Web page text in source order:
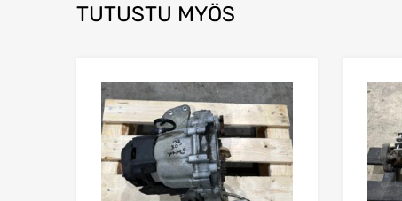
TUTUSTU MYÖS
Lisää toivelistaan
Lisää vertailuun